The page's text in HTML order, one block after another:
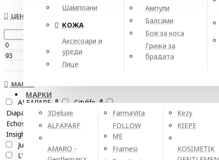
Шампоани
КОЖА
Аксесоари и
уреди
Лице
Ампули
Балсами
Боя за коса
Грижа за
брадата
МАРКИ
3Deluxe
ALFAPARF
AMARO -
FarmaVita
FOLLOW
ME
Framesi
Kezy
KIEPE
KOSIMETIK
ЦЕНА
€
МАРКИ
ALFAPARF 2 Citylife 1
Diapason Cosmetics Milano
Echosline 2 FarmaVita
Insight
Jungle fever 2
L'Oreal Professionnel